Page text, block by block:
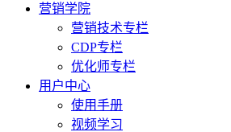
营销学院
营销技术专栏
CDP专栏
优化师专栏
用户中心
使用手册
视频学习